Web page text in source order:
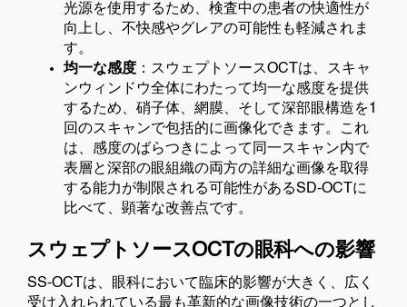
光源を使用するため、検査中の患者の快適性が
向上し、不快感やグレアの可能性も軽減されま
す。
均一な感度 ：スウェプトソースOCTは、スキャ
ンウィンドウ全体にわたって均一な感度を提供
するため、硝子体、網膜、そして深部眼構造を1
回のスキャンで包括的に画像化できます。これ
は、感度のばらつきによって同一スキャン内で
表層と深部の眼組織の両方の詳細な画像を取得
する能力が制限される可能性があるSD-OCTに
比べて、顕著な改善点です。
スウェプトソースOCTの眼科への影響
SS-OCTは、眼科において臨床的影響が大きく、広く
受け入れられている最も革新的な画像技術の一つとし